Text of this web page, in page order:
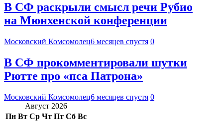
В СФ раскрыли смысл речи Рубио
на Мюнхенской конференции
Московский Комсомолец6 месяцев спустя 0
В СФ прокомментировали шутки
Рютте про «пса Патрона»
Московский Комсомолец6 месяцев спустя 0
Август 2026
Пн Вт Ср Чт Пт Сб Вс